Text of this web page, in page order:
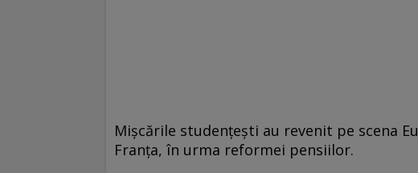
Mişcările studenţeşti au revenit pe scena
Franţa, în urma reformei pensiilor.